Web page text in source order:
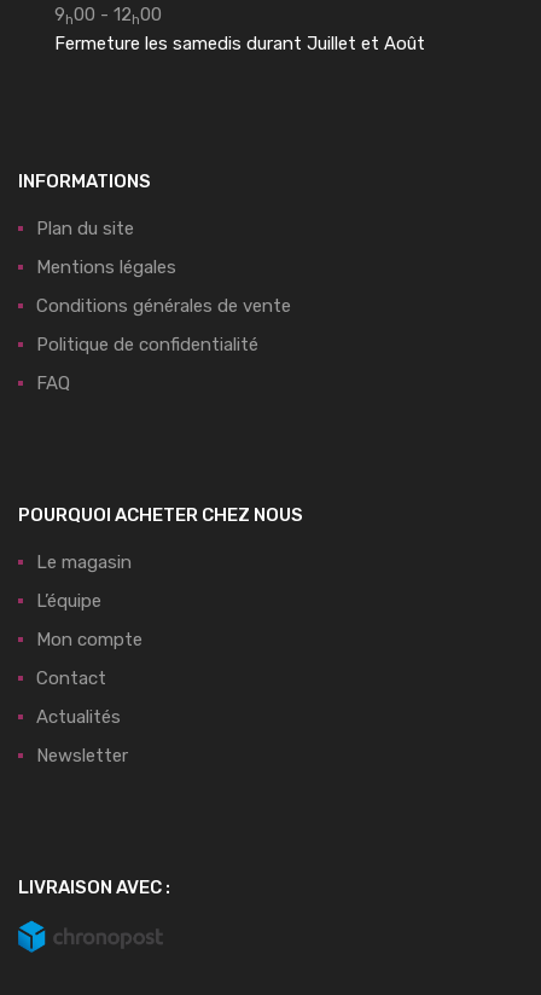
9h00 - 12h00
Fermeture les samedis durant Juillet et Août
INFORMATIONS
Plan du site
Mentions légales
Conditions générales de vente
Politique de confidentialité
FAQ
POURQUOI ACHETER CHEZ NOUS
Le magasin
L’équipe
Mon compte
Contact
Actualités
Newsletter
LIVRAISON AVEC :